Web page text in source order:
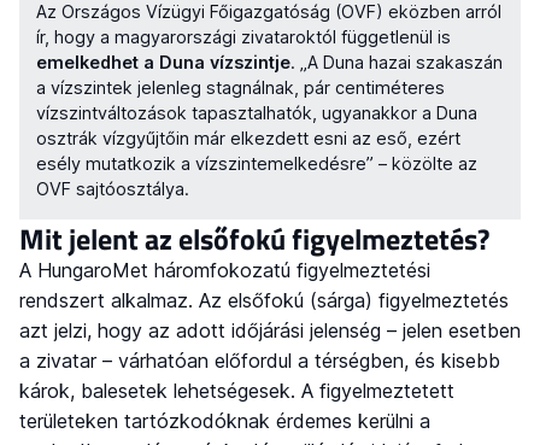
Az Országos Vízügyi Főigazgatóság (OVF) eközben arról
ír, hogy a magyarországi zivataroktól függetlenül is
emelkedhet a Duna vízszintje. „A Duna hazai szakaszán
a vízszintek jelenleg stagnálnak, pár centiméteres
vízszintváltozások tapasztalhatók, ugyanakkor a Duna
osztrák vízgyűjtőin már elkezdett esni az eső, ezért
esély mutatkozik a vízszintemelkedésre” – közölte az
OVF sajtóosztálya.
Mit jelent az elsőfokú figyelmeztetés?
A HungaroMet háromfokozatú figyelmeztetési
rendszert alkalmaz. Az elsőfokú (sárga) figyelmeztetés
azt jelzi, hogy az adott időjárási jelenség – jelen esetben
a zivatar – várhatóan előfordul a térségben, és kisebb
károk, balesetek lehetségesek. A figyelmeztetett
területeken tartózkodóknak érdemes kerülni a